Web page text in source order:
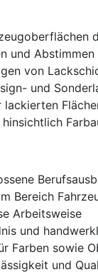
und
von
und
Bereich
Arbeitsweise
und
Farben sowie
und